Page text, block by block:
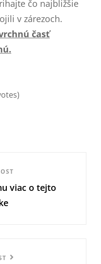
čo najbližšie
v zárezoch.
časť
viac o tejto